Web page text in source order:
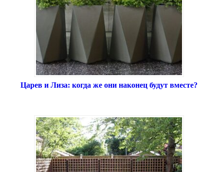
Царев и Лиза: когда же они наконец будут вместе?